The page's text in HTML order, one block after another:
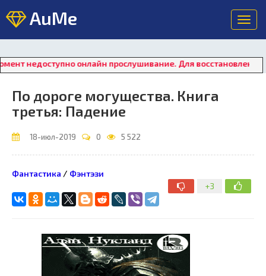
AuMe
онлайн прослушивание. Для восстановления работы
По дороге могущества. Книга
третья: Падение
18-июл-2019 0 5 522
+3
Фантастика / Фэнтэзи